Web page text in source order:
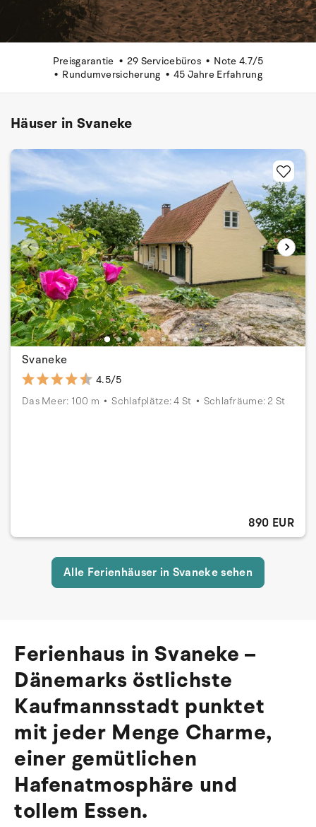
Preisgarantie 29 Servicebüros
Note 4.7/5
Rundumversicherung
45 Jahre Erfahrung
Häuser in Svaneke
Svaneke
4.5/5
Das Meer: 100 m
Schlafplätze: 4 St Schlafräume: 2 St
890 EUR
Alle Ferienhäuser in Svaneke sehen
Ferienhaus in Svaneke –
Dänemarks östlichste
Kaufmannsstadt punktet
mit jeder Menge Charme,
einer gemütlichen
Hafenatmosphäre und
tollem Essen.